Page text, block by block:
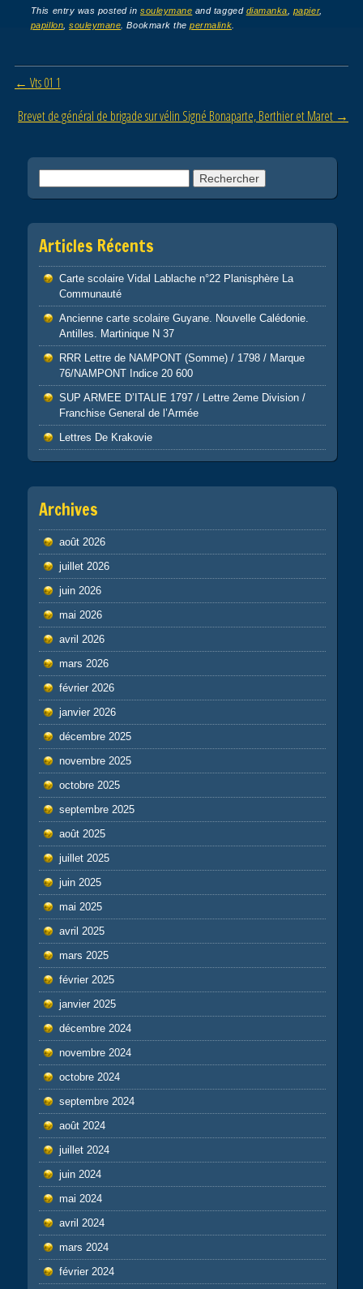
c
e
b
o
o
tt
er
ail
ta
g
er
This entry was posted insouleymane and tagged diamanka papier,
papillon ,souleymane . Bookmark thepermalink
Post navigation
← Vts 01 1
Brevet de général de brigade sur vélin Signé Bonaparte, Berthier et Maret →
Articles Récents
Carte scolaire Vidal Lablache n°22 Planisphère La
Communauté
Ancienne carte scolaire Guyane. Nouvelle Calédonie.
Antilles. Martinique N 37
RRR Lettre de NAMPONT (Somme) / 1798 / Marque
76/NAMPONT Indice 20 600
SUP ARMEE D’ITALIE 1797 / Lettre 2eme Division /
Franchise General de l’Armée
Lettres De Krakovie
Archives
août 2026
juillet 2026
juin 2026
mai 2026
avril 2026
mars 2026
février 2026
janvier 2026
décembre 2025
novembre 2025
octobre 2025
septembre 2025
août 2025
juillet 2025
juin 2025
mai 2025
avril 2025
mars 2025
février 2025
janvier 2025
décembre 2024
novembre 2024
octobre 2024
septembre 2024
août 2024
juillet 2024
juin 2024
mai 2024
avril 2024
mars 2024
février 2024